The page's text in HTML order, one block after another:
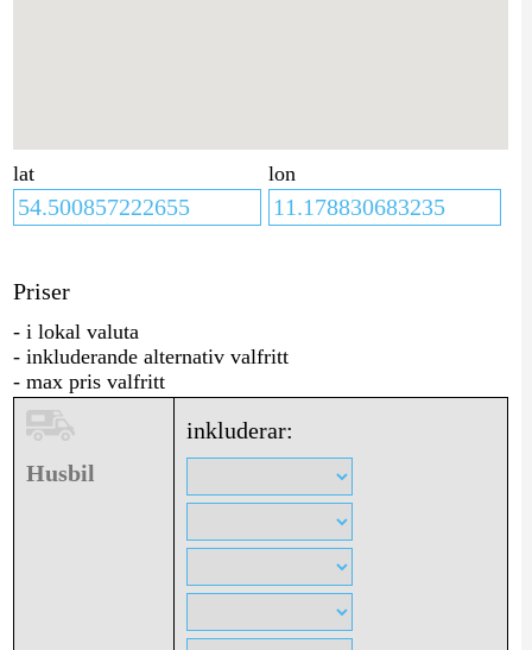
lat lon
Priser
- i lokal valuta
- inkluderande alternativ valfritt
- max pris valfritt
Husbil
inkluderar: